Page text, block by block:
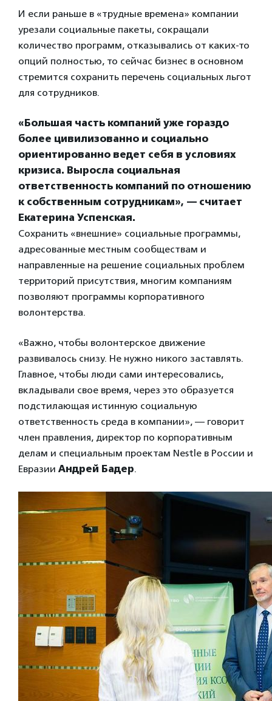
И если раньше в «трудные времена» компании
урезали социальные пакеты, сокращали
количество программ, отказывались от каких-то
опций полностью, то сейчас бизнес в основном
стремится сохранить перечень социальных льгот
для сотрудников.
«Большая часть компаний уже гораздо
более цивилизованно и социально
ориентированно ведет себя в условиях
кризиса. Выросла социальная
ответственность компаний по отношению
к собственным сотрудникам», — считает
Екатерина Успенская.
Сохранить «внешние» социальные программы,
адресованные местным сообществам и
направленные на решение социальных проблем
территорий присутствия, многим компаниям
позволяют программы корпоративного
волонтерства.
«Важно, чтобы волонтерское движение
развивалось снизу. Не нужно никого заставлять.
Главное, чтобы люди сами интересовались,
вкладывали свое время, через это образуется
подстилающая истинную социальную
ответственность среда в компании», — говорит
член правления, директор по корпоративным
делам и специальным проектам Nestle в России и
Евразии Андрей Бадер.